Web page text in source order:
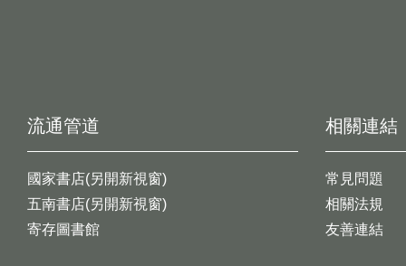
流通管道
國家書店(另開新視窗)
五南書店(另開新視窗)
寄存圖書館
相關連結
常見問題
相關法規
友善連結